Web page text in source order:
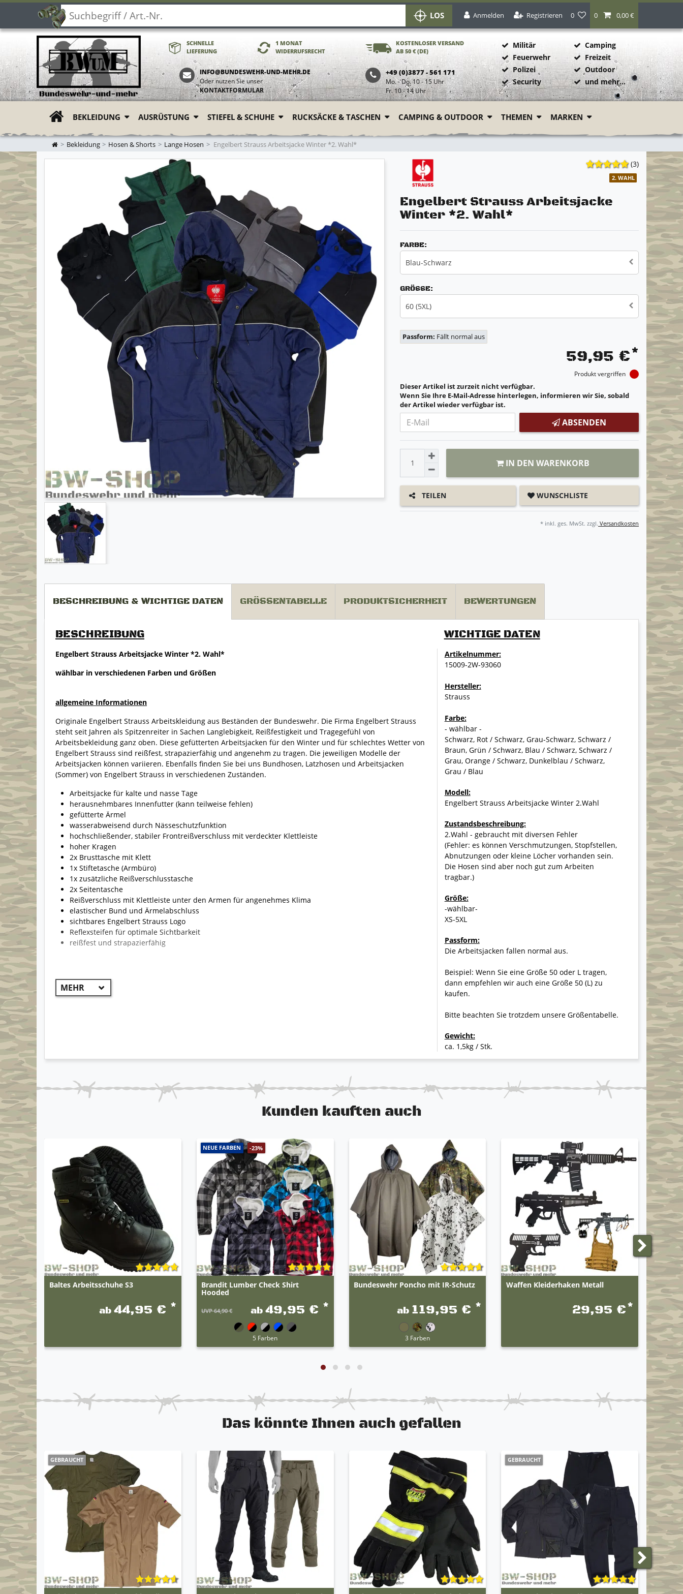
LOS Anmelden Registrieren 0 0 0,00 €
SCHNELLE
LIEFERUNG
1 MONAT
WIDERRUFSRECHT
KOSTENLOSER VERSAND
AB 50 € (DE)
INFO@BUNDESWEHR-UND-MEHR.DE
Oder nutzen Sie unser
KONTAKTFORMULAR
+49 (0)3877 - 561 171
Mo. - Do. 10 - 15 Uhr
Fr. 10 - 14 Uhr
Militär
Feuerwehr
Polizei
Security
Camping
Freizeit
Outdoor
und mehr...
ZUR STARTSEITE
BEKLEIDUNG AUSRÜSTUNG STIEFEL & SCHUHE RUCKSÄCKE & TASCHEN CAMPING & OUTDOOR THEMEN MARKEN
Bekleidung Hosen & Shorts Lange Hosen Engelbert Strauss Arbeitsjacke Winter *2. Wahl*
(3)
2. WAHL
Engelbert Strauss Arbeitsjacke
Winter *2. Wahl*
FARBE:
Blau-Schwarz
GRÖSSE:
60 (5XL)
Passform: Fällt normal aus
59,95 €*
Produkt vergriffen
Dieser Artikel ist zurzeit nicht verfügbar.
Wenn Sie Ihre E-Mail-Adresse hinterlegen, informieren wir Sie, sobald
der Artikel wieder verfügbar ist.
ABSENDEN
IN DEN WARENKORB
TEILEN WUNSCHLISTE
* inkl. ges. MwSt. zzgl. Versandkosten
BESCHREIBUNG & WICHTIGE DATEN GRÖSSENTABELLE PRODUKTSICHERHEIT BEWERTUNGEN
BESCHREIBUNG
Engelbert Strauss Arbeitsjacke Winter *2. Wahl*
wählbar in verschiedenen Farben und Größen
allgemeine Informationen
Originale Engelbert Strauss Arbeitskleidung aus Beständen der Bundeswehr. Die Firma Engelbert Strauss
steht seit Jahren als Spitzenreiter in Sachen Langlebigkeit, Reißfestigkeit und Tragegefühl von
Arbeitsbekleidung ganz oben. Diese gefütterten Arbeitsjacken für den Winter und für schlechtes Wetter von
Engelbert Strauss sind reißfest, strapazierfähig und angenehm zu tragen. Die jeweiligen Modelle der
Arbeitsjacken können variieren. Ebenfalls finden Sie bei uns Bundhosen, Latzhosen und Arbeitsjacken
(Sommer) von Engelbert Strauss in verschiedenen Zuständen.
Arbeitsjacke für kalte und nasse Tage
herausnehmbares Innenfutter (kann teilweise fehlen)
gefütterte Ärmel
wasserabweisend durch Nässeschutzfunktion
hochschließender, stabiler Frontreißverschluss mit verdeckter Klettleiste
hoher Kragen
2x Brusttasche mit Klett
1x Stiftetasche (Armbüro)
1x zusätzliche Reißverschlusstasche
2x Seitentasche
Reißverschluss mit Klettleiste unter den Armen für angenehmes Klima
elastischer Bund und Ärmelabschluss
sichtbares Engelbert Strauss Logo
Reflexsteifen für optimale Sichtbarkeit
reißfest und strapazierfähig
!! WICHTIG !!
Aufgrund der Vielzahl von Jacken kann die Bekleidung teilweise von dem hier beschriebenen Abweichen. Die
WICHTIGE DATEN
Artikelnummer:
15009-2W-93060
Hersteller:
Strauss
Farbe:
- wählbar -
Schwarz, Rot / Schwarz, Grau-Schwarz, Schwarz /
Braun, Grün / Schwarz, Blau / Schwarz, Schwarz /
Grau, Orange / Schwarz, Dunkelblau / Schwarz,
Grau / Blau
Modell:
Engelbert Strauss Arbeitsjacke Winter 2.Wahl
Zustandsbeschreibung:
2.Wahl - gebraucht mit diversen Fehler
(Fehler: es können Verschmutzungen, Stopfstellen,
Abnutzungen oder kleine Löcher vorhanden sein.
Die Hosen sind aber noch gut zum Arbeiten
tragbar.)
Größe:
-wählbar-
XS-5XL
Passform:
Die Arbeitsjacken fallen normal aus.
Beispiel: Wenn Sie eine Größe 50 oder L tragen,
dann empfehlen wir auch eine Größe 50 (L) zu
kaufen.
Bitte beachten Sie trotzdem unsere Größentabelle.
Gewicht:
ca. 1,5kg / Stk.
Kunden kauften auch
Baltes Arbeitsschuhe S3
ab44,95 € *
NEUE FARBEN -23%
Brandit Lumber Check Shirt
Hooded
UVP 64,90 € ab 49,95 € *
5 Farben
Bundeswehr Poncho mit IR-Schutz
ab 119,95 € *
3 Farben
Waffen Kleiderhaken Metall
29,95 €*
Das könnte Ihnen auch gefallen
GEBRAUCHT GEBRAUCHT